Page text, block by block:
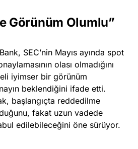
Görünüm Olumlu”
SEC’nin Mayıs ayında spot
olası olmadığını
iyimser bir görünüm
beklendiğini ifade etti.
başlangıçta reddedilme
fakat uzun vadede
edilebileceğini öne sürüyor.